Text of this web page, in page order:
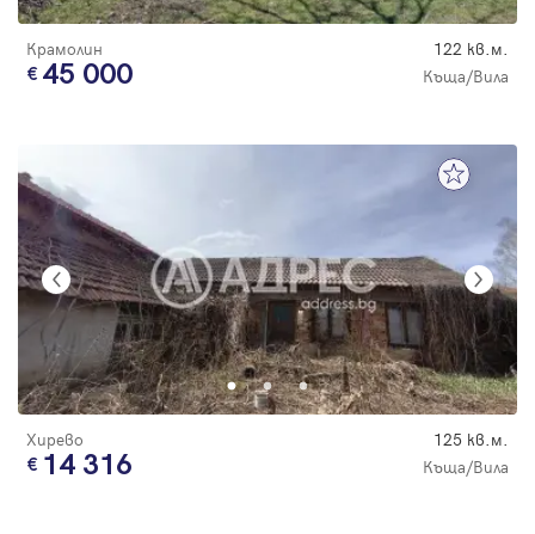
Крамолин 122 кв.м.
45 000 Къща/Вила
Хирево 125 кв.м.
14 316 Къща/Вила